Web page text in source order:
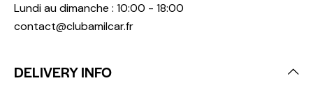
Lundi au dimanche : 10:00 - 18:00
contact@clubamilcar.fr
DELIVERY INFO